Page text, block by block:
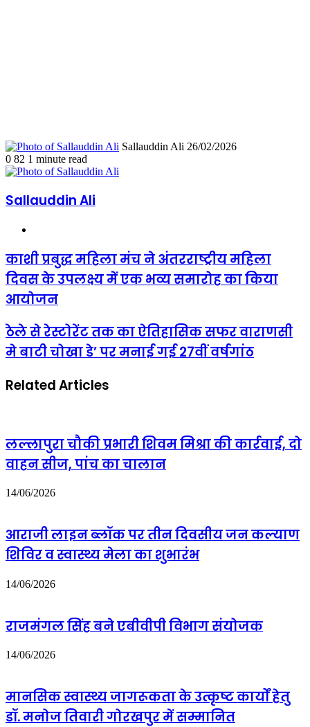
Sallauddin Ali Send
26/02/2026
0 82 1 minute read
Sallauddin Ali
काशी
प्रबुद्ध
महिला
मंच
ने
महिला
दिवस
के
में
एक
किया
आयोजन
काशी प्रबुद्ध महिला मंच ने अंतरराष्ट्रीय महिला
दिवस के उपलक्ष्य में एक भव्य समारोह का किया
आयोजन
ठेले
से
रेस्टोरेंट
का
ऐतिहासिक
बाटी
चोखा
डे’
मनाई
वर्षगांठ
ठेले से रेस्टोरेंट तक का ऐतिहासिक सफर वाराणसी
मे बाटी चोखा डे’ पर मनाई गई 27वीं वर्षगांठ
Related Articles
लल्लापुरा चौकी प्रभारी शिवम मिश्रा की कार्रवाई, दो
वाहन सीज, पांच का चालान
14/06/2026
आराजी लाइन ब्लॉक पर तीन दिवसीय जन कल्याण
शिविर व स्वास्थ्य मेला का शुभारंभ
14/06/2026
राजमंगल सिंह बने एबीवीपी विभाग संयोजक
14/06/2026
मानसिक स्वास्थ्य जागरूकता के उत्कृष्ट कार्यों हेतु
डॉ. मनोज तिवारी गोरखपुर में सम्मानित